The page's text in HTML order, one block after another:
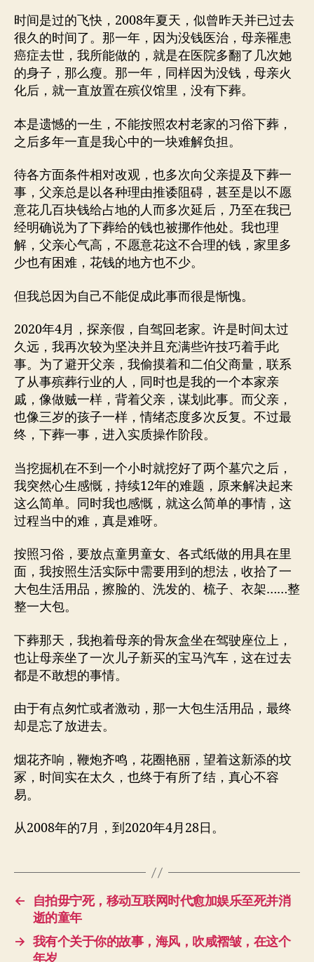
时间是过的飞快，2008年夏天，似曾昨天并已过去
很久的时间了。那一年，因为没钱医治，母亲罹患
癌症去世，我所能做的，就是在医院多翻了几次她
的身子，那么瘦。那一年，同样因为没钱，母亲火
化后，就一直放置在殡仪馆里，没有下葬。
本是遗憾的一生，不能按照农村老家的习俗下葬，
之后多年一直是我心中的一块难解负担。
待各方面条件相对改观，也多次向父亲提及下葬一
事，父亲总是以各种理由推诿阻碍，甚至是以不愿
意花几百块钱给占地的人而多次延后，乃至在我已
经明确说为了下葬给的钱也被挪作他处。我也理
解，父亲心气高，不愿意花这不合理的钱，家里多
少也有困难，花钱的地方也不少。
但我总因为自己不能促成此事而很是惭愧。
2020年4月，探亲假，自驾回老家。许是时间太过
久远，我再次较为坚决并且充满些许技巧着手此
事。为了避开父亲，我偷摸着和二伯父商量，联系
了从事殡葬行业的人，同时也是我的一个本家亲
戚，像做贼一样，背着父亲，谋划此事。而父亲，
也像三岁的孩子一样，情绪态度多次反复。不过最
终，下葬一事，进入实质操作阶段。
当挖掘机在不到一个小时就挖好了两个墓穴之后，
我突然心生感慨，持续12年的难题，原来解决起来
这么简单。同时我也感慨，就这么简单的事情，这
过程当中的难，真是难呀。
按照习俗，要放点童男童女、各式纸做的用具在里
面，我按照生活实际中需要用到的想法，收拾了一
大包生活用品，擦脸的、洗发的、梳子、衣架……整
整一大包。
下葬那天，我抱着母亲的骨灰盒坐在驾驶座位上，
也让母亲坐了一次儿子新买的宝马汽车，这在过去
都是不敢想的事情。
由于有点匆忙或者激动，那一大包生活用品，最终
却是忘了放进去。
烟花齐响，鞭炮齐鸣，花圈艳丽，望着这新添的坟
冢，时间实在太久，也终于有所了结，真心不容
易。
从2008年的7月，到2020年4月28日。
←
自拍毋宁死，移动互联网时代愈加娱乐至死并消
逝的童年
→ 我有个关于你的故事，海风，吹咸褶皱，在这个
年岁